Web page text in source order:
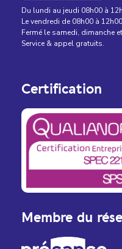
Du lundi au jeudi 08h00 à
Le vendredi de 08h00 à
Fermé le samedi, dimanche
Service & appel gratuits.
Certification
Membre du